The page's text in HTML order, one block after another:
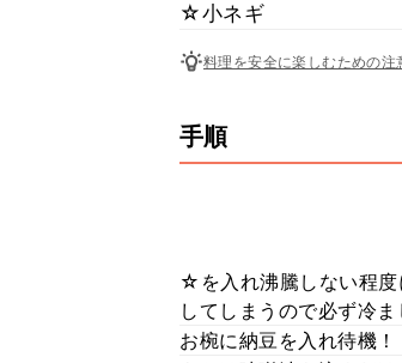
☆小ネギ
料理を安全に楽しむための注
手順
☆を入れ沸騰しない程
してしまうので必ず冷ま
お椀に納豆を入れ待機！